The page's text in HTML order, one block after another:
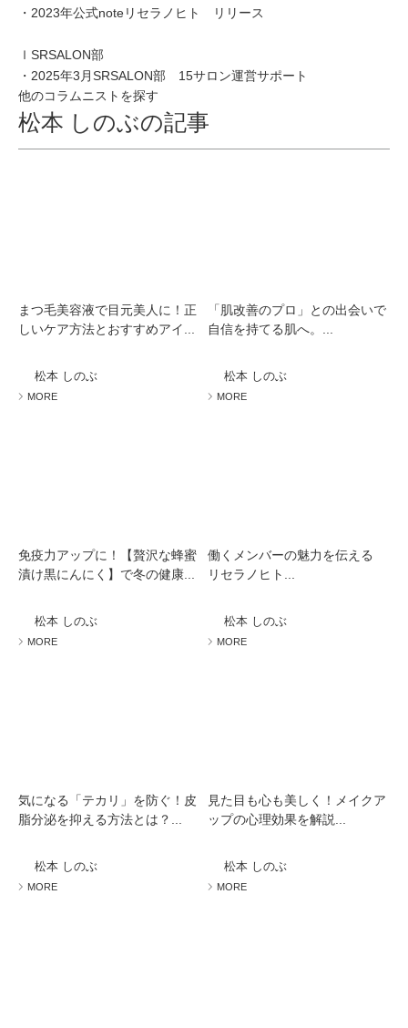
・2023年公式noteリセラノヒト リリース
ｌSRSALON部
・2025年3月SRSALON部 15サロン運営サポート
他のコラムニストを探す
松本 しのぶの記事
まつ毛美容液で目元美人に！正
しいケア方法とおすすめアイ...
松本 しのぶ
MORE
「肌改善のプロ」との出会いで
自信を持てる肌へ。...
松本 しのぶ
MORE
免疫力アップに！【贅沢な蜂蜜
漬け黒にんにく】で冬の健康...
松本 しのぶ
MORE
働くメンバーの魅力を伝える
リセラノヒト...
松本 しのぶ
MORE
気になる「テカリ」を防ぐ！皮
脂分泌を抑える方法とは？...
松本 しのぶ
MORE
見た目も心も美しく！メイクア
ップの心理効果を解説...
松本 しのぶ
MORE